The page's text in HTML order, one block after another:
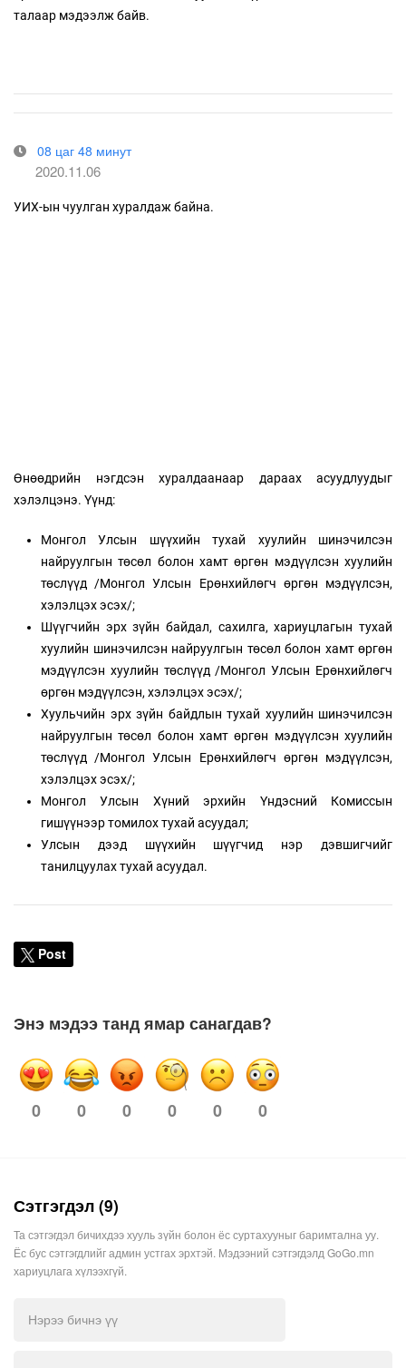
талаар мэдээлж байв.
08 цаг 48 минут
2020.11.06
УИХ-ын чуулган хуралдаж байна.
Өнөөдрийн нэгдсэн хуралдаанаар дараах асуудлуудыг
хэлэлцэнэ. Үүнд:
Монгол Улсын шүүхийн тухай хуулийн шинэчилсэн
найруулгын төсөл болон хамт өргөн мэдүүлсэн хуулийн
төслүүд /Монгол Улсын Ерөнхийлөгч өргөн мэдүүлсэн,
хэлэлцэх эсэх/;
Шүүгчийн эрх зүйн байдал, сахилга, хариуцлагын тухай
хуулийн шинэчилсэн найруулгын төсөл болон хамт өргөн
мэдүүлсэн хуулийн төслүүд /Монгол Улсын Ерөнхийлөгч
өргөн мэдүүлсэн, хэлэлцэх эсэх/;
Хуульчийн эрх зүйн байдлын тухай хуулийн шинэчилсэн
найруулгын төсөл болон хамт өргөн мэдүүлсэн хуулийн
төслүүд /Монгол Улсын Ерөнхийлөгч өргөн мэдүүлсэн,
хэлэлцэх эсэх/;
Монгол Улсын Хүний эрхийн Үндэсний Комиссын
гишүүнээр томилох тухай асуудал;
Улсын дээд шүүхийн шүүгчид нэр дэвшигчийг
танилцуулах тухай асуудал.
Post
Энэ мэдээ танд ямар санагдав?
0 0 0 0 0 0
Сэтгэгдэл (9)
Та сэтгэгдэл бичихдээ хууль зүйн болон ёс суртахууныг баримтална уу.
Ёс бус сэтгэгдлийг админ устгах эрхтэй. Мэдээний сэтгэгдэлд GoGo.mn
хариуцлага хүлээхгүй.